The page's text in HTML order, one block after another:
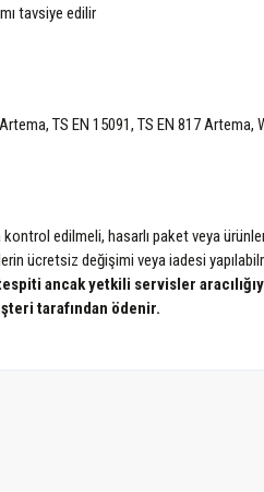
tavsiye edilir
TS EN 15091, TS EN 817 Artema,
edilmeli, hasarlı paket veya
ücretsiz değişimi veya iadesi
ancak yetkili servisler
tarafından ödenir.